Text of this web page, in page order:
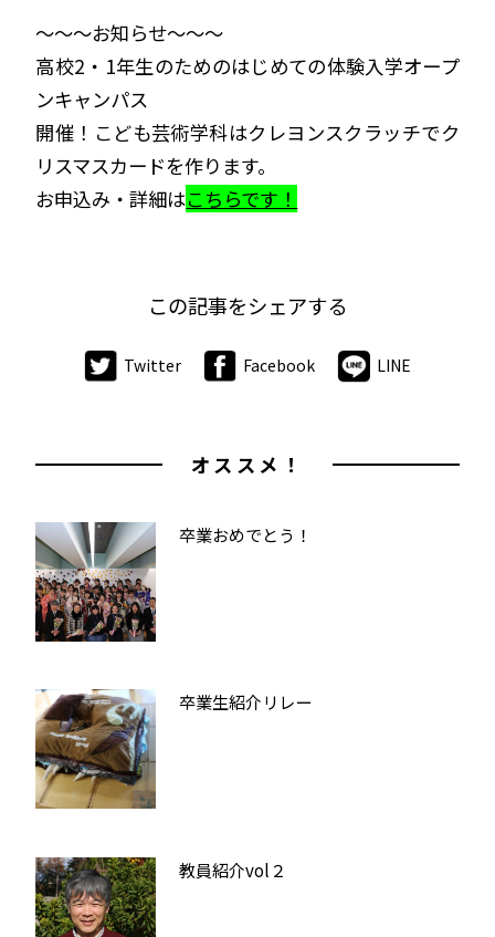
～～～お知らせ～～～
高校2・1年生のためのはじめての体験入学オープ
ンキャンパス
開催！こども芸術学科はクレヨンスクラッチでク
リスマスカードを作ります。
お申込み・詳細はこちらです！
この記事をシェアする
Twitter Facebook LINE
オススメ！
卒業おめでとう！
卒業生紹介リレー
教員紹介vol２